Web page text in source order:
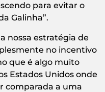
para evitar o
Galinha”.
nossa estratégia de
no incentivo
que é algo muito
Estados Unidos onde
comparada a uma